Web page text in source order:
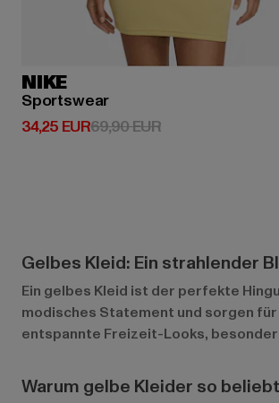
NIKE
Sportswear
34,25 EUR
Derzeitiger Preis: 34,25 EUR
69,90 EURAktionspreis:
Gelbes Kleid: Ein strahlender
Ein gelbes Kleid ist der perfekte
modisches Statement und sorgen für
entspannte Freizeit-Looks,
Warum gelbe Kleider so